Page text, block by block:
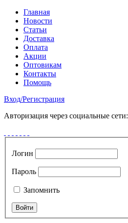
Главная
Новости
Статьи
Доставка
Оплата
Акции
Оптовикам
Контакты
Помощь
Вход/Регистрация
Авторизация через социальные сети:
Логин
Пароль
Запомнить